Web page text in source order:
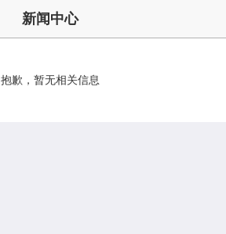
新闻中心
抱歉，暂无相关信息